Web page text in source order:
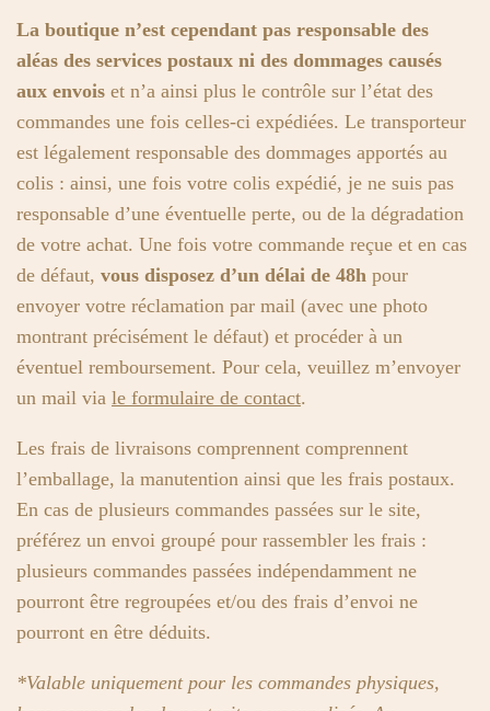
La boutique n’est cependant pas responsable des
aléas des services postaux ni des dommages causés
aux envois et n’a ainsi plus le contrôle sur l’état des
commandes une fois celles-ci expédiées. Le transporteur
est légalement responsable des dommages apportés au
colis : ainsi, une fois votre colis expédié, je ne suis pas
responsable d’une éventuelle perte, ou de la dégradation
de votre achat. Une fois votre commande reçue et en cas
de défaut, vous disposez d’un délai de 48h pour
envoyer votre réclamation par mail (avec une photo
montrant précisément le défaut) et procéder à un
éventuel remboursement. Pour cela, veuillez m’envoyer
un mail via le formulaire de contact.
Les frais de livraisons comprennent comprennent
l’emballage, la manutention ainsi que les frais postaux.
En cas de plusieurs commandes passées sur le site,
préférez un envoi groupé pour rassembler les frais :
plusieurs commandes passées indépendamment ne
pourront être regroupées et/ou des frais d’envoi ne
pourront en être déduits.
*Valable uniquement pour les commandes physiques,